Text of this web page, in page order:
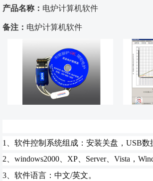
电炉配件
代工服务
产品名称： 电炉计算机软件
备注： 电炉计算机软件
1、软件控制系统组成：安装关盘，USB数
2、windows2000、XP、Server、Vista，
3、软件语言：中文/英文。